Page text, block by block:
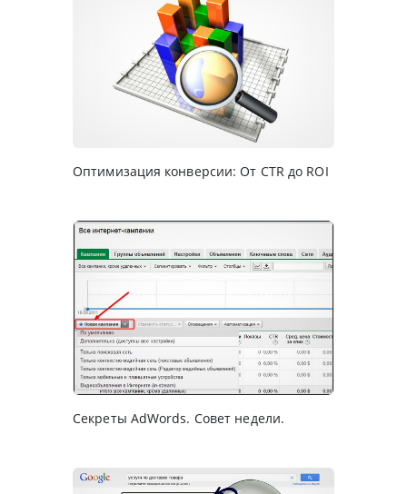
Оптимизация конверсии: От CTR до ROI
Секреты AdWords. Совет недели.